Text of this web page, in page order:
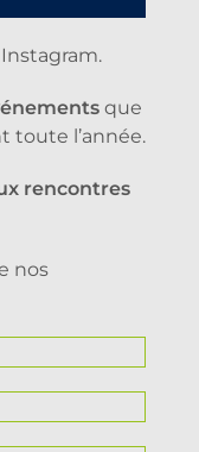
que
toute l’année.
rencontres
nos